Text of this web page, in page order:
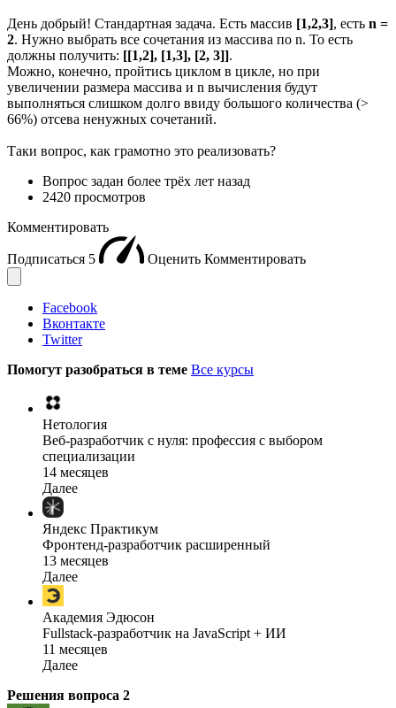
День добрый! Стандартная задача. Есть массив [1,2,3], есть n =
2. Нужно выбрать все сочетания из массива по n. То есть
должны получить: [[1,2], [1,3], [2, 3]].
Можно, конечно, пройтись циклом в цикле, но при
увеличении размера массива и n вычисления будут
выполняться слишком долго ввиду большого количества (>
66%) отсева ненужных сочетаний.
Таки вопрос, как грамотно это реализовать?
Вопрос задан более трёх лет назад
2420 просмотров
Комментировать
Подписаться 5 Оценить Комментировать
Facebook
Вконтакте
Twitter
Помогут разобраться в теме Все курсы
Нетология
Веб-разработчик с нуля: профессия с выбором
специализации
14 месяцев
Далее
Яндекс Практикум
Фронтенд-разработчик расширенный
13 месяцев
Далее
Академия Эдюсон
Fullstack-разработчик на JavaScript + ИИ
11 месяцев
Далее
Решения вопроса 2